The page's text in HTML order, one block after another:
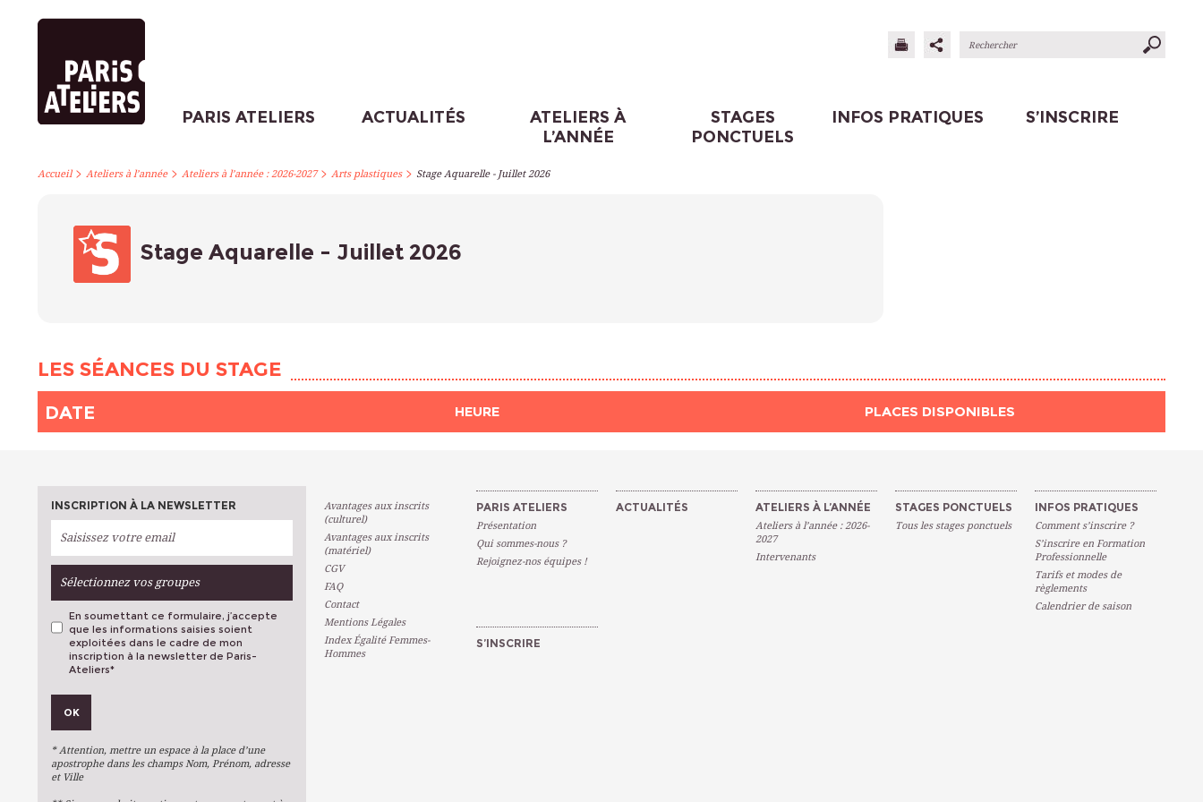
PARIS ATELIERS ACTUALITÉS
ATELIERS À
L’ANNÉE
STAGES
PONCTUELS
INFOS PRATIQUES S’INSCRIRE
Accueil> Ateliers à l’année> Ateliers à l’année : 2026-2027> Arts plastiques> Stage Aquarelle - Juillet 2026
Stage Aquarelle - Juillet 2026
LES SÉANCES DU STAGE
DATE HEURE PLACES DISPONIBLES
INSCRIPTION À LA NEWSLETTER
Sélectionnez vos groupes
Métiers D'art
Arts Du Texte
En soumettant ce formulaire, j’accepte
que les informations saisies soient
exploitées dans le cadre de mon
inscription à la newsletter de Paris-
Ateliers*
OK
* Attention, mettre un espace à la place d’une
apostrophe dans les champs Nom, Prénom, adresse
et Ville
Avantages aux inscrits
(culturel)
Avantages aux inscrits
(matériel)
CGV
FAQ
Contact
Mentions Légales
Index Égalité Femmes-
Hommes
PARIS ATELIERS
Présentation
Qui sommes-nous ?
Rejoignez-nos équipes !
ACTUALITÉS ATELIERS À L’ANNÉE
Ateliers à l’année : 2026-
2027
Intervenants
STAGES PONCTUELS
Tous les stages ponctuels
INFOS PRATIQUES
Comment s’inscrire ?
S’inscrire en Formation
Professionnelle
Tarifs et modes de
règlements
Calendrier de saison
S’INSCRIRE